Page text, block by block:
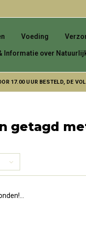
Voeding
Informatie over
17.00 UUR BESTELD, DE
getagd